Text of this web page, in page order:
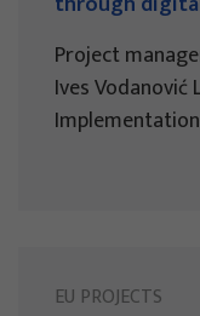
Project
Ives Vodanović
EU PROJECTS